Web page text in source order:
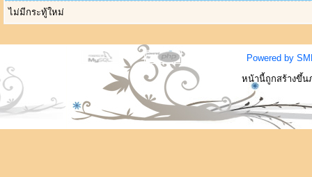
ไม่มีกระทู้ใหม่
Powered by
หน้านี้ถูกสร้างขึ้น